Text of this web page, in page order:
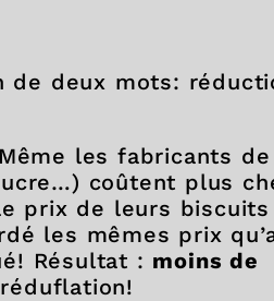
de deux mots:
les fabricants de
coûtent plus
prix de leurs biscuits
les mêmes prix
Résultat : moins de